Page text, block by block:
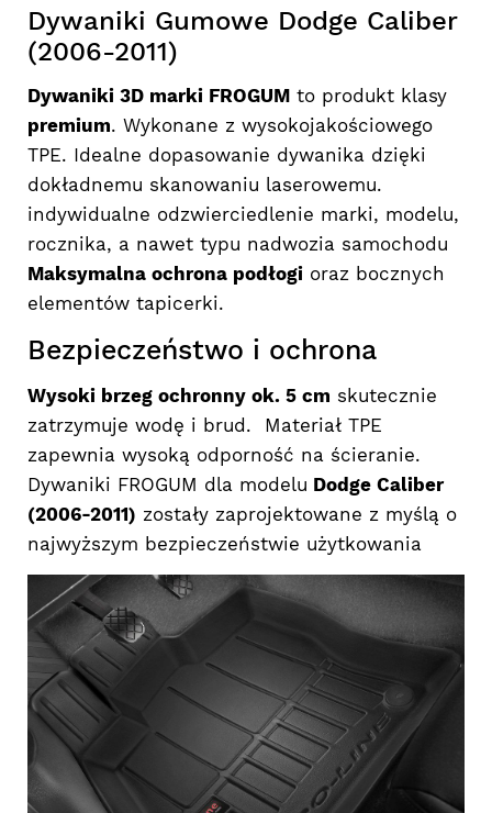
Dywaniki Gumowe Dodge Caliber
(2006-2011)
Dywaniki 3D marki FROGUM to produkt klasy
premium. Wykonane z wysokojakościowego
TPE. Idealne dopasowanie dywanika dzięki
dokładnemu skanowaniu laserowemu.
indywidualne odzwierciedlenie marki, modelu,
rocznika, a nawet typu nadwozia samochodu
Maksymalna ochrona podłogi oraz bocznych
elementów tapicerki.
Bezpieczeństwo i ochrona
Wysoki brzeg ochronny ok. 5 cm skutecznie
zatrzymuje wodę i brud. Materiał TPE
zapewnia wysoką odporność na ścieranie.
Dywaniki FROGUM dla modelu Dodge Caliber
(2006-2011) zostały zaprojektowane z myślą o
najwyższym bezpieczeństwie użytkowania